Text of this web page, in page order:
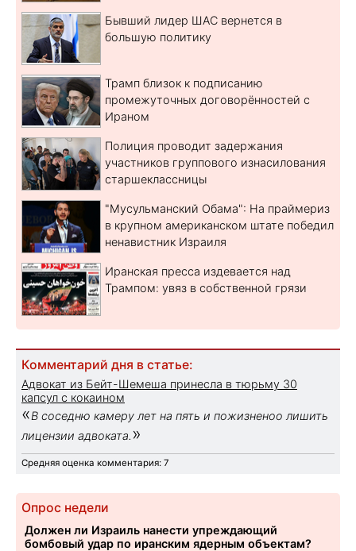
Бывший лидер ШАС вернется в
большую политику
Трамп близок к подписанию
промежуточных договорённостей с
Ираном
Полиция проводит задержания
участников группового изнасилования
старшеклассницы
"Мусульманский Обама": На праймериз
в крупном американском штате победил
ненавистник Израиля
Иранская пресса издевается над
Трампом: увяз в собственной грязи
Комментарий дня в статье:
Адвокат из Бейт-Шемеша принесла в тюрьму 30
капсул с кокаином
«В соседню камеру лет на пять и пожизненоо лишить
лицензии адвоката. »
Средняя оценка комментария: 7
Опрос недели
Должен ли Израиль нанести упреждающий
бомбовый удар по иранским ядерным объектам?